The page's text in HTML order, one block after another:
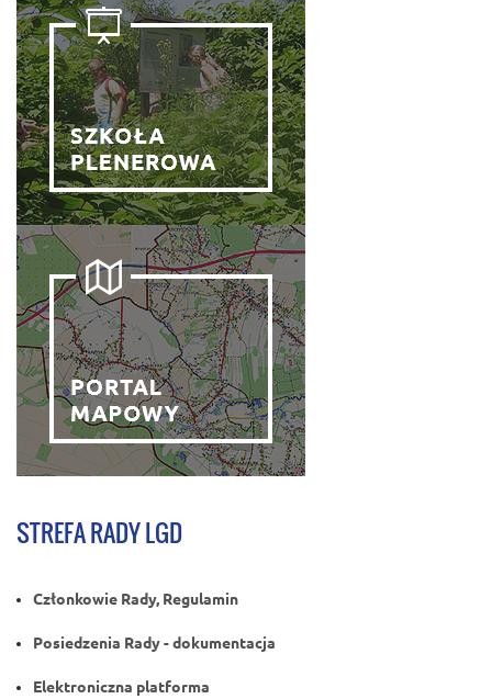
STREFA RADY LGD
Członkowie Rady, Regulamin
Posiedzenia Rady - dokumentacja
Elektroniczna platforma